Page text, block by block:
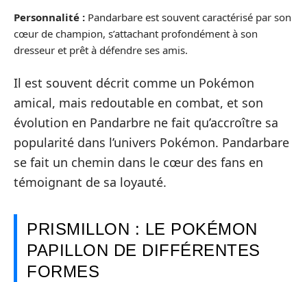
Personnalité : Pandarbare est souvent caractérisé par son
cœur de champion, s’attachant profondément à son
dresseur et prêt à défendre ses amis.
Il est souvent décrit comme un Pokémon
amical, mais redoutable en combat, et son
évolution en Pandarbre ne fait qu’accroître sa
popularité dans l’univers Pokémon. Pandarbare
se fait un chemin dans le cœur des fans en
témoignant de sa loyauté.
PRISMILLON : LE POKÉMON
PAPILLON DE DIFFÉRENTES
FORMES